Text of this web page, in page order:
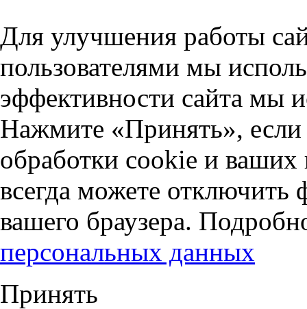
Для улучшения работы
пользователями мы
эффективности сайта мы
Нажмите «Принять», если
обработки cookie и
всегда можете отключить
вашего браузера.
персональных данных
Принять